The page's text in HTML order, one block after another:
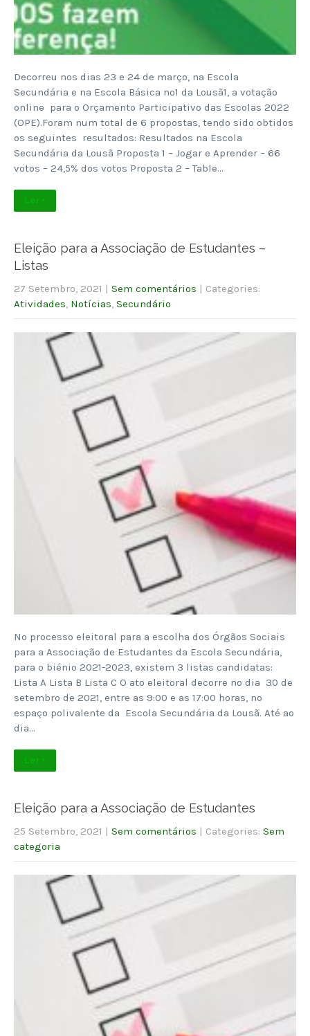
Decorreu nos dias 23 e 24 de março, na Escola
Secundária e na Escola Básica nº1 da Lousã1, a votação
online para o Orçamento Participativo das Escolas 2022
(OPE).Foram num total de 6 propostas, tendo sido obtidos
os seguintes resultados: Resultados na Escola
Secundária da Lousã Proposta 1 – Jogar e Aprender – 66
votos – 24,5% dos votos Proposta 2 – Table…
Ler +
Eleição para a Associação de Estudantes –
Listas
27 Setembro, 2021 | Sem comentários | Categories:
Atividades Notícias Secundário
No processo eleitoral para a escolha dos Órgãos Sociais
para a Associação de Estudantes da Escola Secundária,
para o biénio 2021-2023, existem 3 listas candidatas:
Lista A Lista B Lista C O ato eleitoral decorre no dia 30 de
setembro de 2021, entre as 9:00 e as 17:00 horas, no
espaço polivalente da Escola Secundária da Lousã. Até ao
dia…
Ler +
Eleição para a Associação de Estudantes
25 Setembro, 2021 | Sem comentários | Categories: Sem
categoria